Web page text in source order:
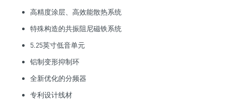
高精度涂层、高效能散热系统
特殊构造的共振阻尼磁铁系统
5.25英寸低音单元
铝制变形抑制环
全新优化的分频器
专利设计线材